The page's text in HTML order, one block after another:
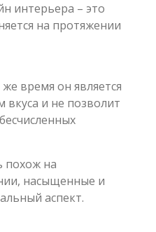
интерьера – это
на протяжении
время он является
и не позволит
похож на
насыщенные и
аспект.